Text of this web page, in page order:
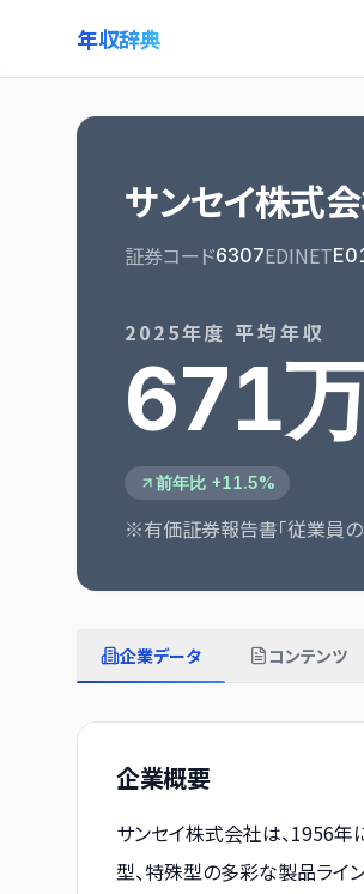
年収辞典
サンセイ株式
証券コード6307EDINET
2025年度 平均年収
671
前年比 +11.5%
※有価証券報告書「従業員の
企業データ コンテンツ
企業概要
サンセイ株式会社は、1956年
型、特殊型の多彩な製品ライ